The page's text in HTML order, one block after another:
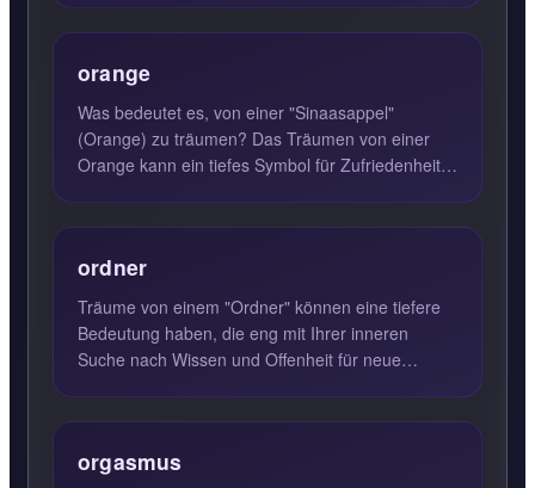
orange
Was bedeutet es, von einer "Sinaasappel"
(Orange) zu träumen? Das Träumen von einer
Orange kann ein tiefes Symbol für Zufriedenheit
ordner
Träume von einem "Ordner" können eine tiefere
Bedeutung haben, die eng mit Ihrer inneren
Suche nach Wissen und Offenheit für neue
orgasmus